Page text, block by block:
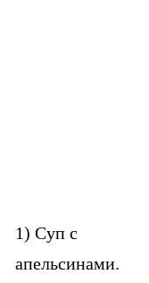
1) Суп с
апельсинами.